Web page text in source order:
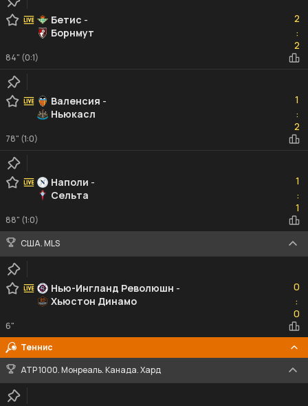
Бетис -
Борнмут
2
:2
2
84" (0:1)
Валенсия -
Ньюкасл
1
:2
2
78" (1:0)
Наполи -
Сельта
1
:1
1
88" (1:0)
США. MLS
Нью-Ингланд Революшн -
Хьюстон Динамо
0
:0
0
6"
Теннис
ATP 1000. Монреаль. Канада. Хард